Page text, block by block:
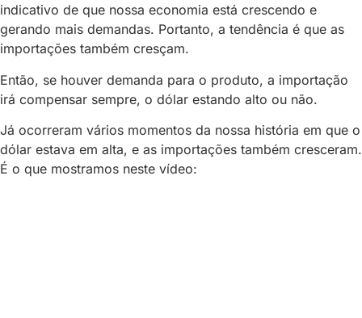
indicativo de que nossa economia está crescendo e
gerando mais demandas. Portanto, a tendência é que as
importações também cresçam.
Então, se houver demanda para o produto, a importação
irá compensar sempre, o dólar estando alto ou não.
Já ocorreram vários momentos da nossa história em que o
dólar estava em alta, e as importações também cresceram.
É o que mostramos neste vídeo: